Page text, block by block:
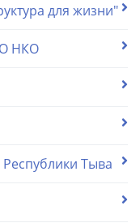
для жизни"
НКО
Тыва